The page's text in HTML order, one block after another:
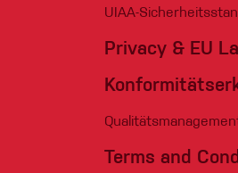
UIAA-
Privacy & EU
Terms and